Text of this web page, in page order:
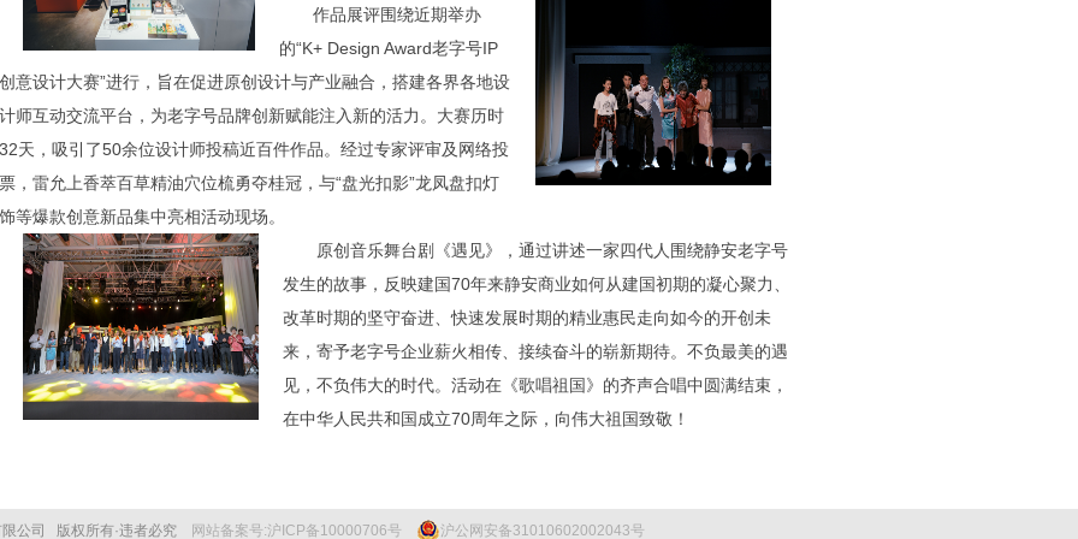
作品展评围绕近期举办
的“K+ Design Award老字号IP
创意设计大赛”进行，旨在促进原创设计与产业融合，搭建各界各地设
计师互动交流平台，为老字号品牌创新赋能注入新的活力。大赛历时
32天，吸引了50余位设计师投稿近百件作品。经过专家评审及网络投
票，雷允上香萃百草精油穴位梳勇夺桂冠，与“盘光扣影”龙凤盘扣灯
饰等爆款创意新品集中亮相活动现场。
原创音乐舞台剧《遇见》，通过讲述一家四代人围绕静安老字号
发生的故事，反映建国70年来静安商业如何从建国初期的凝心聚力、
改革时期的坚守奋进、快速发展时期的精业惠民走向如今的开创未
来，寄予老字号企业薪火相传、接续奋斗的崭新期待。不负最美的遇
见，不负伟大的时代。活动在《歌唱祖国》的齐声合唱中圆满结束，
在中华人民共和国成立70周年之际，向伟大祖国致敬！
限公司 版权所有·违者必究 网站备案号:沪ICP备10000706号 沪公网安备31010602002043号